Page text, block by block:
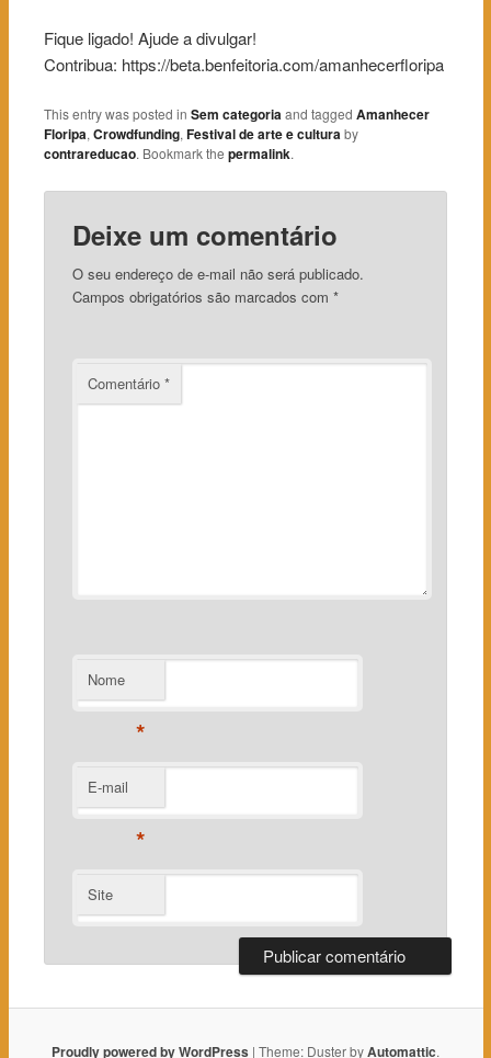
Fique ligado! Ajude a divulgar!
Contribua: https://beta.benfeitoria.com/amanhecerfloripa
This entry was posted inSem categoriaand taggedAmanhecer
Floripa,Crowdfunding,Festival de arte e culturaby
contrareducao. Bookmark thepermalink.
Deixe um comentário
O seu endereço de e-mail não será publicado.
Campos obrigatórios são marcados com *
Comentário *
Nome
*
E-mail
*
Site
Proudly powered by WordPress | Theme: Duster byAutomattic.